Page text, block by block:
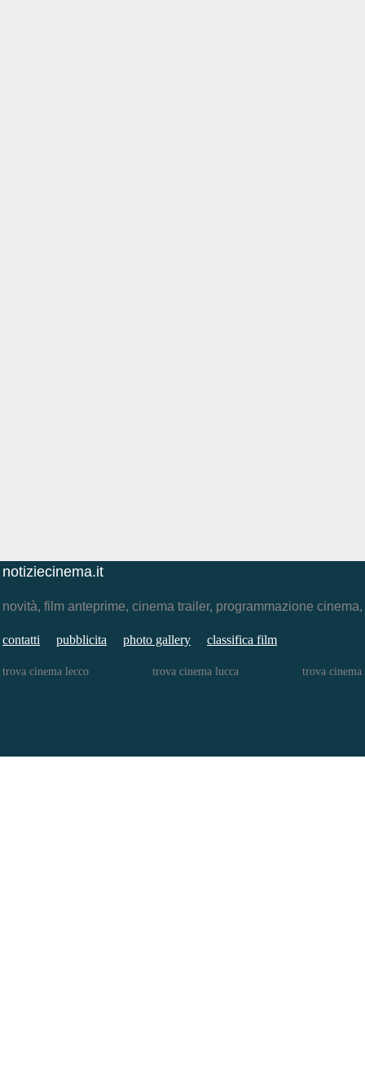
notiziecinema.it
novità, film anteprime, cinema trailer, programmazione
contatti pubblicita photo gallery classifica film
trova cinema lecco trova cinema lucca trova cinema